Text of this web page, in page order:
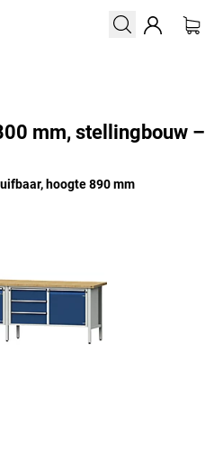
mm, stellingbouw –
hoogte 890 mm